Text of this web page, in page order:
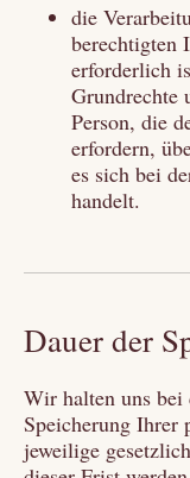
die
berechtigten
erforderlich
Grundrechte
Person, die
erfordern,
es sich bei
handelt.
Dauer der
Wir halten uns bei
Speicherung Ihrer
jeweilige